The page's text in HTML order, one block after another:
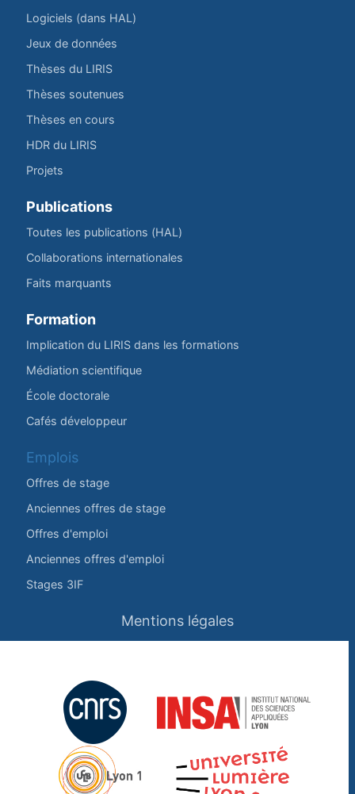
Logiciels (dans HAL)
Jeux de données
Thèses du LIRIS
Thèses soutenues
Thèses en cours
HDR du LIRIS
Projets
Publications
Toutes les publications (HAL)
Collaborations internationales
Faits marquants
Formation
Implication du LIRIS dans les formations
Médiation scientifique
École doctorale
Cafés développeur
Emplois
Offres de stage
Anciennes offres de stage
Offres d'emploi
Anciennes offres d'emploi
Stages 3IF
Mentions légales